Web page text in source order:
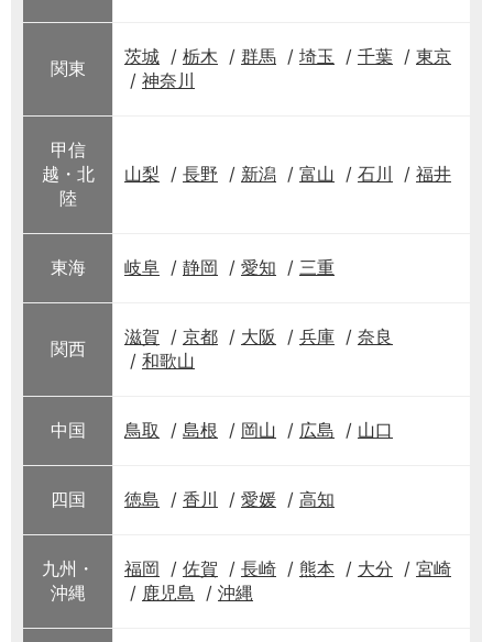
関東
茨城 栃木 群馬 埼玉 千葉
東京
神奈川
甲信
越・北
陸
山梨 長野 新潟 富山 石川 福井
東海 岐阜 静岡 愛知 三重
関西
滋賀 京都 大阪 兵庫
奈良
和歌山
中国 鳥取 島根 岡山 広島 山口
四国 徳島 香川 愛媛 高知
九州・
沖縄
福岡 佐賀 長崎 熊本 大分
宮崎
鹿児島
沖縄